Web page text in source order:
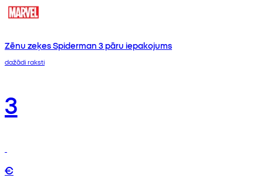
Zēnu zeķes Spiderman 3 pāru iepakojums
dažādi raksti
3
€